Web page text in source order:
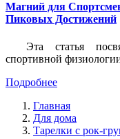
Магний для
Пиковых Достижений
Эта статья
спортивной
Подробнее
Главная
Для дома
Тарелки с рок-